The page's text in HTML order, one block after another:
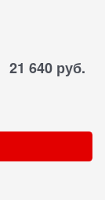
21 640 руб.